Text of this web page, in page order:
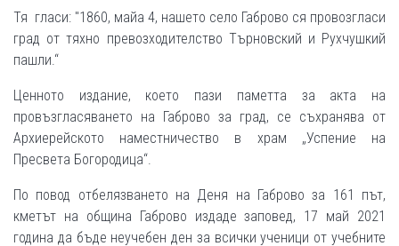
Тя гласи: "1860, майа 4, нашето село Габрово ся провозгласи
град от тяхно превозходителство Търновский и Рухчушкий
пашли.“
Ценното издание, което пази паметта за акта на
провъзгласяването на Габрово за град, се съхранява от
Архиерейското наместничество в храм „Успение на
Пресвета Богородица“.
По повод отбелязването на Деня на Габрово за 161 път,
кметът на община Габрово издаде заповед, 17 май 2021
година да бъде неучебен ден за всички ученици от учебните